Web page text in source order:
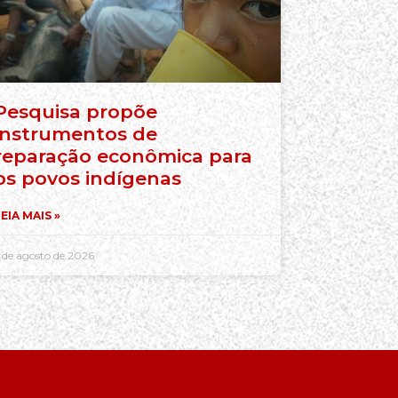
propõe
de
econômica para
povos indígenas
MAIS »
de agosto de 2026